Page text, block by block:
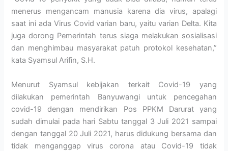
menerus mengancam manusia karena dia virus, apalagi
saat ini ada Virus Covid varian baru, yaitu varian Delta. Kita
juga dorong Pemerintah terus siaga melakukan sosialisasi
dan menghimbau masyarakat patuh protokol kesehatan,”
kata Syamsul Arifin, S.H.
Menurut Syamsul kebijakan terkait Covid-19 yang
dilakukan pemerintah Banyuwangi untuk pencegahan
covid-19 dengan mendirikan Pos PPKM Darurat yang
sudah dimulai pada hari Sabtu tanggal 3 Juli 2021 sampai
dengan tanggal 20 Juli 2021, harus didukung bersama dan
tidak menganggap virus corona atau Covid-19 tidak